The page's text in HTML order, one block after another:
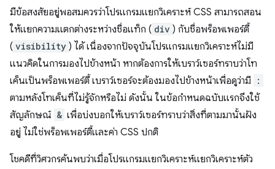
มีข้อสงสัยอยู่พอสมควรว่าโปรแกรมแยกวิเคราะห์ CSS สามารถสอน
ให้แยกความแตกต่างระหว่างชื่อแท็ก ( div ) กับชื่อพร็อพเพอร์ตี้
( visibility ) ได้ เนื่องจากปัจจุบันโปรแกรมแยกวิเคราะห์ไม่มี
แนวคิดในการมองไปข้างหน้า หากต้องการให้เบราว์เซอร์ทราบว่าโท
เค็นเป็นพร็อพเพอร์ตี้ เบราว์เซอร์จะต้องมองไปข้างหน้าเพื่อดูว่ามี :
ตามหลังโทเค็นที่ไม่รู้จักหรือไม่ ดังนั้น ในข้อกำหนดฉบับแรกจึงใช้
สัญลักษณ์ & เพื่อบ่งบอกให้เบราว์เซอร์ทราบว่าสิ่งที่ตามมานั้นฝัง
อยู่ ไม่ใช่พร็อพเพอร์ตี้และค่า CSS ปกติ
โชคดีที่วิศวกรค้นพบว่าเมื่อโปรแกรมแยกวิเคราะห์แยกวิเคราะห์ตัว